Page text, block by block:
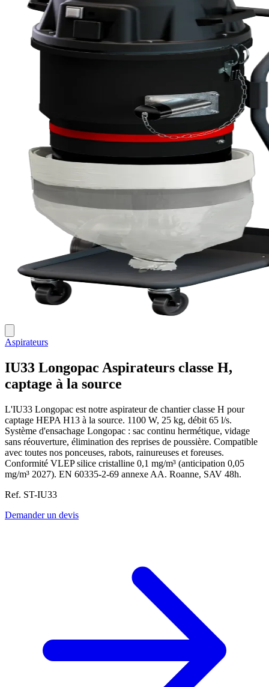
Aspirateurs
IU33 Longopac Aspirateurs classe H,
captage à la source
L'IU33 Longopac est notre aspirateur de chantier classe H pour
captage HEPA H13 à la source. 1100 W, 25 kg, débit 65 l/s.
Système d'ensachage Longopac : sac continu hermétique, vidage
sans réouverture, élimination des reprises de poussière. Compatible
avec toutes nos ponceuses, rabots, rainureuses et foreuses.
Conformité VLEP silice cristalline 0,1 mg/m³ (anticipation 0,05
mg/m³ 2027). EN 60335-2-69 annexe AA. Roanne, SAV 48h.
Ref. ST-IU33
Demander un devis